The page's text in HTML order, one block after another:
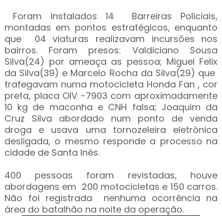
Foram instalados 14 Barreiras Policiais,
montadas em pontos estratégicos, enquanto
que 04 viaturas realizavam incursões nos
bairros. Foram presos: Valdiciano Sousa
Silva(24) por ameaça as pessoa; Miguel Felix
da Silva(39) e Marcelo Rocha da Silva(29) que
trafegavam numa motocicleta Honda Fan , cor
preta, placa OIV -7903 com aproximadamente
10 kg de maconha e CNH falsa; Joaquim da
Cruz Silva abordado num ponto de venda
droga e usava uma tornozeleira eletrônica
desligada, o mesmo responde a processo na
cidade de Santa Inês.
400 pessoas foram revistadas, houve
abordagens em 200 motocicletas e 150 carros.
Não foi registrada nenhuma ocorrência na
área do batalhão na noite da operação.